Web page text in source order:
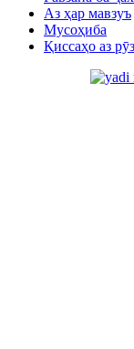
Аз ҳар мавзуъ
Мусоҳиба
Қиссаҳо аз